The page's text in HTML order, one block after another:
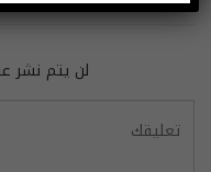
لن يتم نشر